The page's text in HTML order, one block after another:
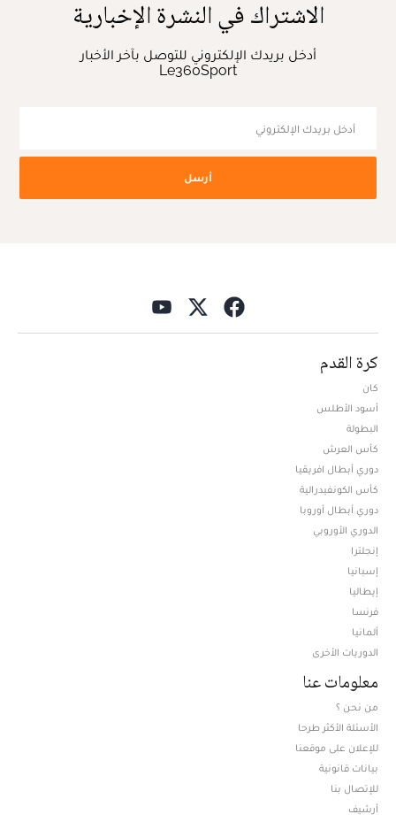
الاشتراك في النشرة الإخبارية
أدخل بريدك الإلكتروني للتوصل بآخر الأخبار
Le360Sport
أرسل
كرة القدم
كان
أسود الأطلس
البطولة
كأس العرش
دوري أبطال افريقيا
كأس الكونفيدرالية
دوري أبطال أوروبا
الدوري الأوروبي
إنجلترا
إسبانيا
إيطاليا
فرنسا
ألمانيا
الدوريات الأخرى
معلومات عنا
من نحن ؟
الأسئلة الأكثر طرحا
للإعلان على موقعنا
بيانات قانونية
للإتصال بنا
أرشيف